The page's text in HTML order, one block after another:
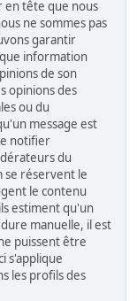
en tête que nous
ne sommes pas
garantir
information
de son
opinions des
ou du
message est
notifier
du
réservent le
le contenu
estiment qu'un
manuelle, il est
puissent être
s'applique
les profils des